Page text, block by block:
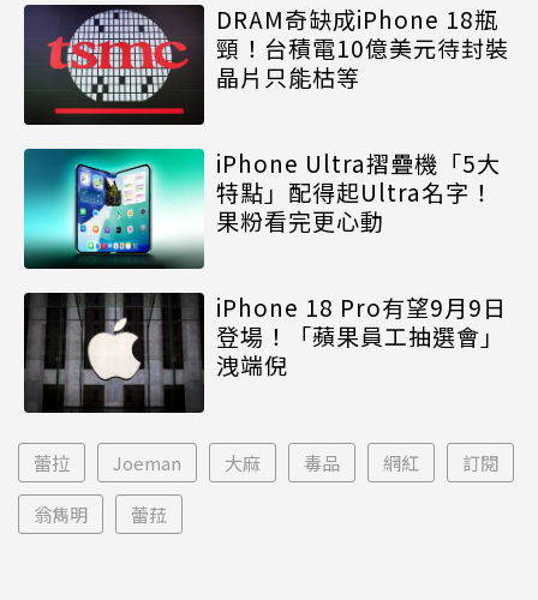
DRAM奇缺成iPhone 18瓶
頸！台積電10億美元待封裝
晶片只能枯等
iPhone Ultra摺疊機「5大
特點」配得起Ultra名字！
果粉看完更心動
iPhone 18 Pro有望9月9日
登場！「蘋果員工抽選會」
洩端倪
蕾拉 Joeman 大麻 毒品 網紅 訂閱
翁雋明 蕾菈